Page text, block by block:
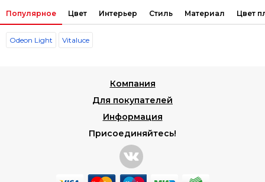
Популярное Цвет Интерьер Стиль Материал Цвет
Odeon Light Vitaluce
Компания
Для покупателей
Информация
Присоединяйтесь!